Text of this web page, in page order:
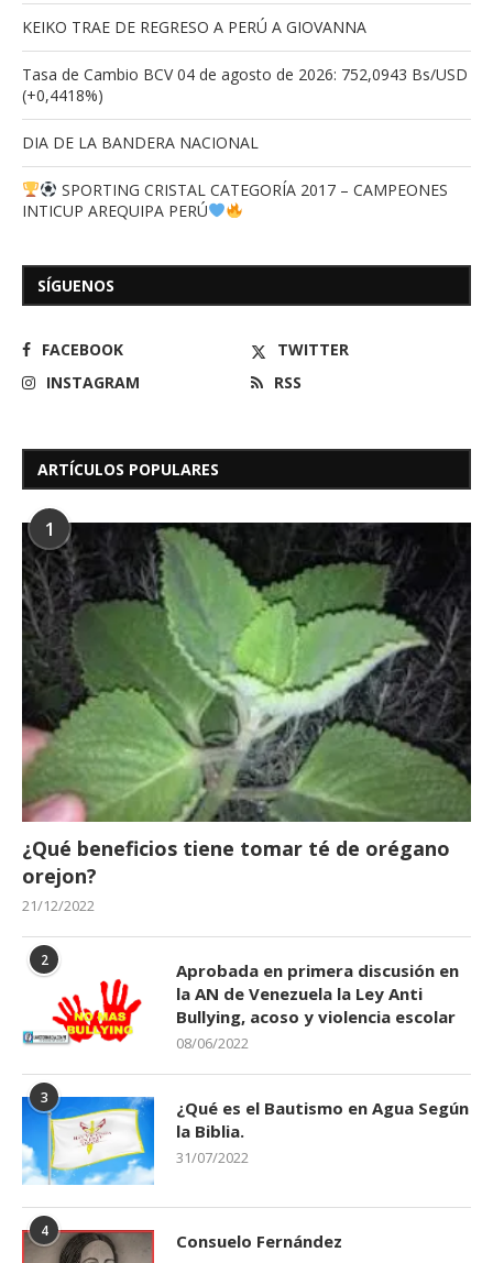
KEIKO TRAE DE REGRESO A PERÚ A GIOVANNA
Tasa de Cambio BCV 04 de agosto de 2026: 752,0943 Bs/USD
(+0,4418%)
DIA DE LA BANDERA NACIONAL
SPORTING CRISTAL CATEGORÍA 2017 – CAMPEONES
INTICUP AREQUIPA PERÚ
SÍGUENOS
FACEBOOK
TWITTER
INSTAGRAM
RSS
ARTÍCULOS POPULARES
1
¿Qué beneficios tiene tomar té de orégano
orejon?
21/12/2022
2
Aprobada en primera discusión en
la AN de Venezuela la Ley Anti
Bullying, acoso y violencia escolar
08/06/2022
3
¿Qué es el Bautismo en Agua Según
la Biblia.
31/07/2022
4 Consuelo Fernández